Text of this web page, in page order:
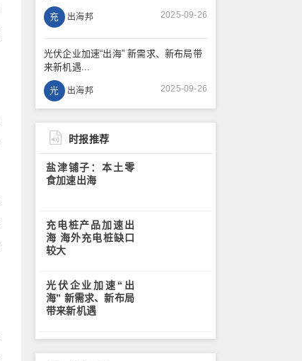
充 出海邦 2025-09-26
光伏企业加速“出海” 新需求、新布局带
来新机遇...
光 出海邦 2025-09-26
时报推荐
盐津铺子：本土零
食加速出海
充电桩产品加速出
海 海外充电桩缺口
较大
光伏企业加速“出
海” 新需求、新布局
带来新机遇